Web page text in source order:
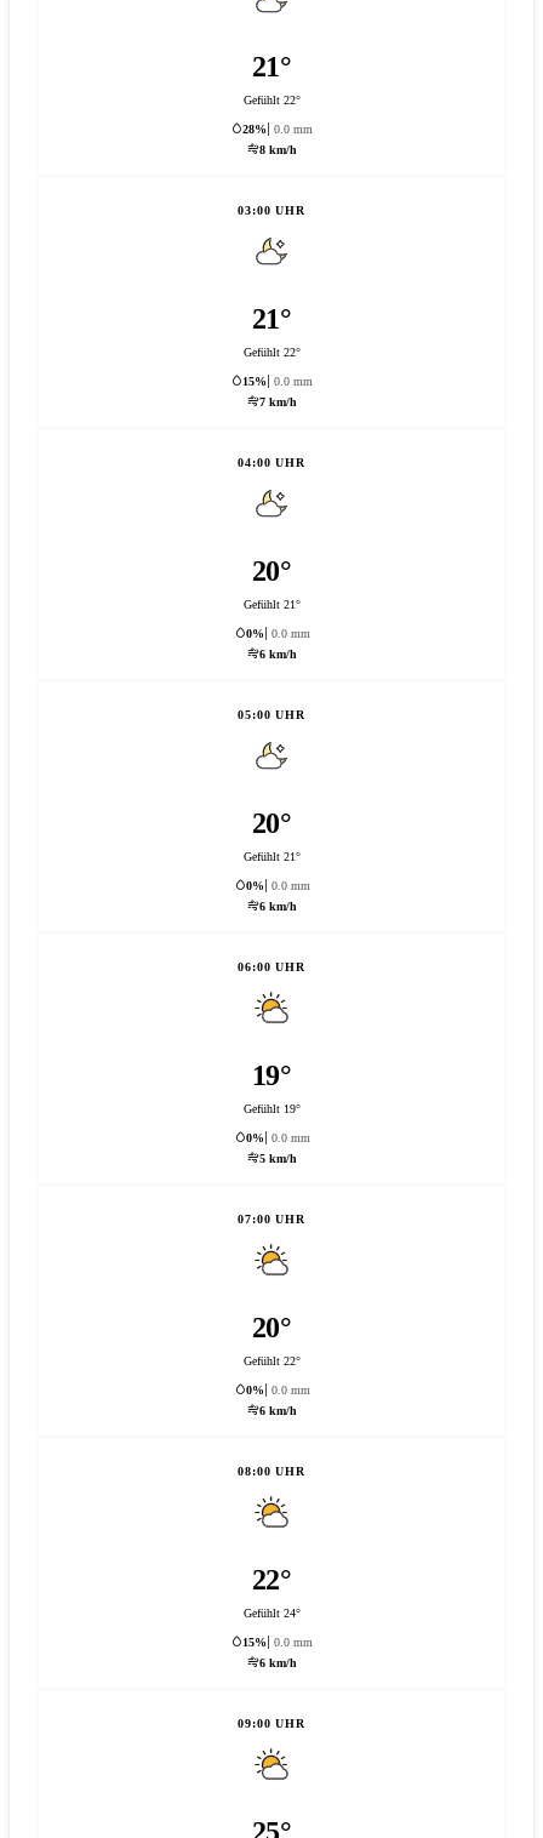
21°
Gefühlt 22°
28%
0.0 mm
8 km/h
03:00 UHR
21°
Gefühlt 22°
15%
0.0 mm
7 km/h
04:00 UHR
20°
Gefühlt 21°
0%
0.0 mm
6 km/h
05:00 UHR
20°
Gefühlt 21°
0%
0.0 mm
6 km/h
06:00 UHR
19°
Gefühlt 19°
0%
0.0 mm
5 km/h
07:00 UHR
20°
Gefühlt 22°
0%
0.0 mm
6 km/h
08:00 UHR
22°
Gefühlt 24°
15%
0.0 mm
6 km/h
09:00 UHR
25°